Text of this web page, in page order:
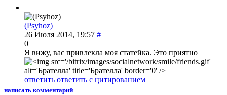
(Psyhoz)
26 Июля 2014, 19:57 #
0
Я вижу, вас привлекла моя статейка. Это приятно
ответить ответить с цитированием
написать комментарий